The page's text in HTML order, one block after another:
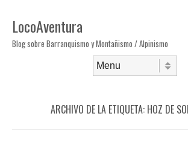
LocoAventura
Blog sobre Barranquismo y Montañismo / Alpinismo
ARCHIVO DE LA ETIQUETA: HOZ DE